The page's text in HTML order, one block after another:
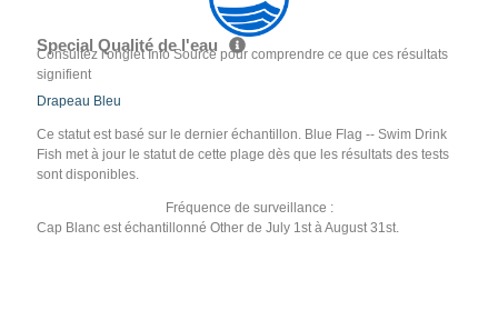
Special Qualité de l'eau
Consultez l'onglet Info Source pour comprendre ce que ces résultats
signifient
Drapeau Bleu
Ce statut est basé sur le dernier échantillon. Blue Flag -- Swim Drink
Fish met à jour le statut de cette plage dès que les résultats des tests
sont disponibles.
Fréquence de surveillance :
Cap Blanc est échantillonné Other de July 1st à August 31st.